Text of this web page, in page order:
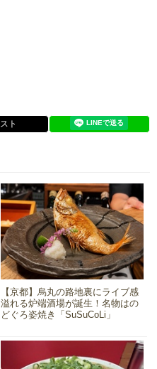
【京都】烏丸の路地裏にライブ感
溢れる炉端酒場が誕生！名物はの
どぐろ姿焼き「SuSuCoLi」